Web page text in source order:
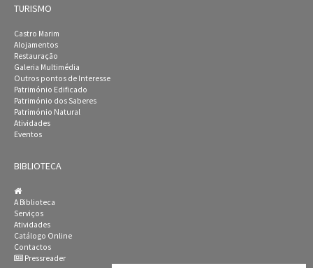
TURISMO
Castro Marim
Alojamentos
Restauração
Galeria Multimédia
Outros pontos de Interesse
Património Edificado
Património dos Saberes
Património Natural
Atividades
Eventos
BIBLIOTECA
A Biblioteca
Serviços
Atividades
Catálogo Online
Contactos
Pressreader